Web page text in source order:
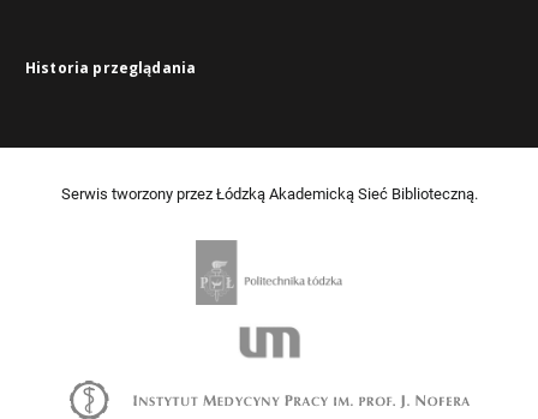
Historia przeglądania
Serwis tworzony przez Łódzką Akademicką Sieć Biblioteczną.